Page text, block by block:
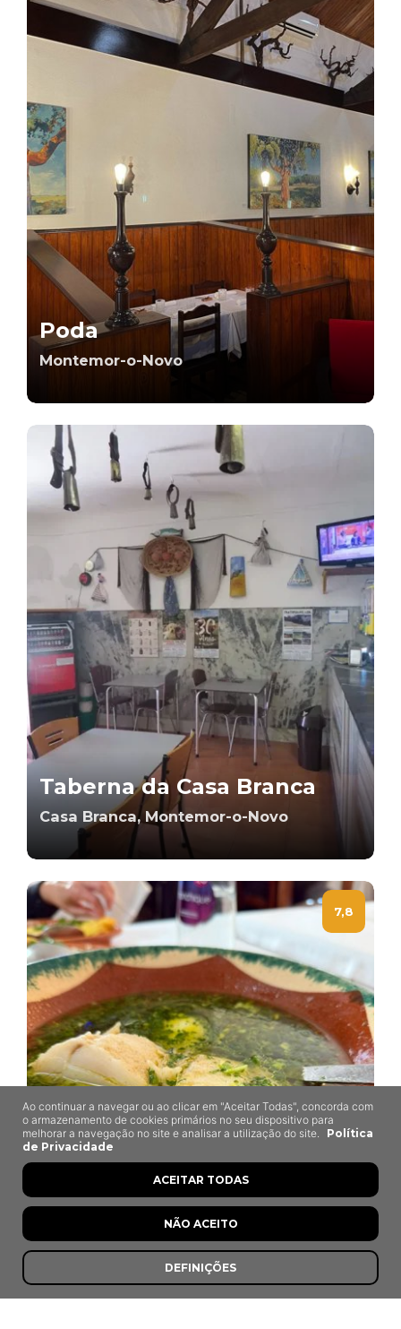
Poda
Montemor-o-Novo
Taberna da Casa Branca
Casa Branca, Montemor-o-Novo
7,8
O Forno
Ao continuar a navegar ou ao clicar em "Aceitar Todas", concorda com
o armazenamento de cookies primários no seu dispositivo para
melhorar a navegação no site e analisar a utilização do site.
Política
de Privacidade
DEFINIÇÕES
NÃO ACEITO
ACEITAR TODAS